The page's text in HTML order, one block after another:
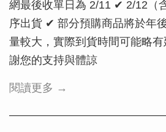
網最後收單日為 2/11 ✔ 2/12（
序出貨 ✔ 部分預購商品將於年
量較大，實際到貨時間可能略
謝您的支持與體諒
閱讀更多 →